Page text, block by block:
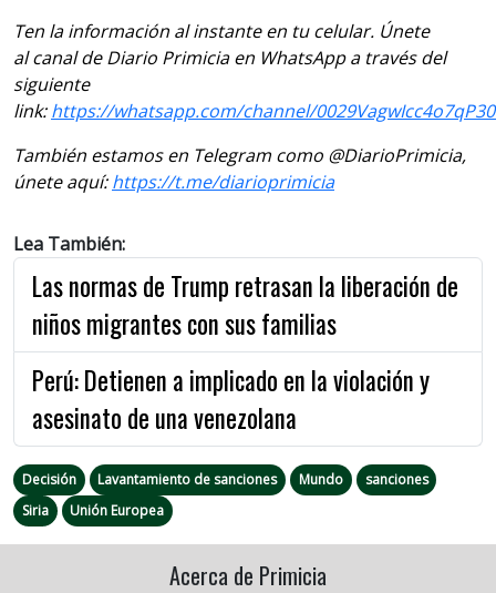
Ten la información al instante en tu celular. Únete
al canal de Diario Primicia en WhatsApp a través del
siguiente
link:https://whatsapp.com/channel/
También estamos en Telegram como @DiarioPrimicia,
únete aquí:https://t.me/diarioprimicia
Lea También:
Las normas de Trump retrasan la liberación de
niños migrantes con sus familias
Perú: Detienen a implicado en la violación y
asesinato de una venezolana
Decisión Lavantamiento de sanciones Mundo
sanciones
Siria
Unión Europea
Acerca de Primicia